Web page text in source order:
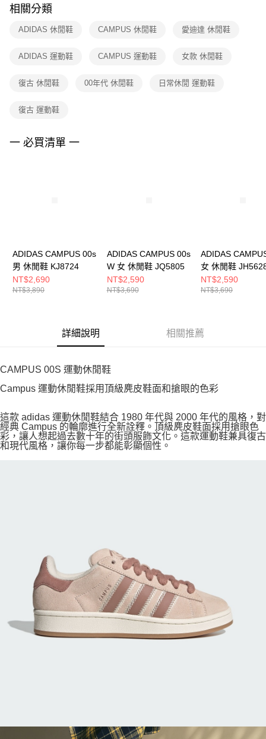
※ 交易是否成功請以「AFTEE先享後付 」之結帳頁面顯示為準，若有關於
是否繳費成功／繳費後需取消欲退款等相關疑問，請聯繫「AFTEE先享後付
客戶支援中心」https://netprotections.freshdesk.com/support/home
１．透過由恩沛科技股份有限公司提供之「AFTEE先享後付」服務完成之交
權轉讓予恩沛科技股份有限公司。
３．未成年的使用者請事先徵得法定代理人或監護人之同意方可使用
４．使用「AFTEE先享後付」時，將依據個別帳號之用戶狀況，依本公司即
相關分類
ADIDAS 休閒鞋 CAMPUS 休閒鞋 愛迪達 休閒鞋
ADIDAS 運動鞋 CAMPUS 運動鞋 女款 休閒鞋
復古 休閒鞋 00年代 休閒鞋 日常休閒 運動鞋
復古 運動鞋
一 必買清單 一
ADIDAS CAMPUS 00s
男 休閒鞋 KJ8724
NT$2,690
NT$3,890
ADIDAS CAMPUS 00s
W 女 休閒鞋 JQ5805
NT$2,590
NT$3,690
ADIDAS
女 休閒鞋
NT$2,590
NT$3,690
詳細說明 相關推薦
CAMPUS 00S 運動休閒鞋
Campus 運動休閒鞋採用頂級麂皮鞋面和搶眼的色彩
這款 adidas 運動休閒鞋結合 1980 年代與 2000 年代的風格，對
經典 Campus 的輪廓進行全新詮釋。頂級麂皮鞋面採用搶眼色
彩，讓人想起過去數十年的街頭服飾文化。這款運動鞋兼具復古
和現代風格，讓你每一步都能彰顯個性。